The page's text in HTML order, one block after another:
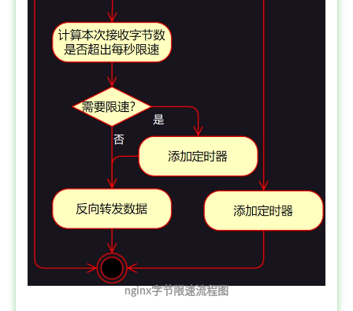
nginx字节限速流程图